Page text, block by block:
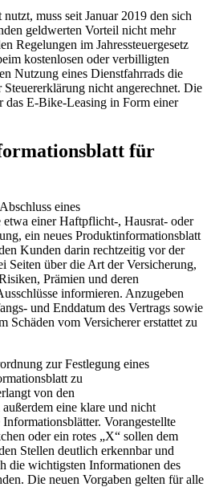
muss seit Januar 2019 den sich
geldwerten Vorteil nicht mehr
Regelungen im Jahressteuergesetz
kostenlosen oder verbilligten
Nutzung eines Dienstfahrrads die
nicht angerechnet. Die
das E-Bike-Leasing in Form einer
für
eines
einer Haftpflicht-, Hausrat- oder
ein neues Produktinformationsblatt
Kunden darin rechtzeitig vor der
Seiten über die Art der Versicherung,
Prämien und deren
informieren. Anzugeben
und Enddatum des Vertrags sowie
Schäden vom Versicherer erstattet zu
zur Festlegung eines
zu
von den
eine klare und nicht
Vorangestellte
oder ein rotes „X“ sollen dem
Stellen deutlich erkennbar und
die wichtigsten Informationen des
Die neuen Vorgaben gelten für alle